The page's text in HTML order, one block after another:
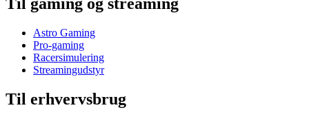
Til gaming og streaming
Astro Gaming
Pro-gaming
Racersimulering
Streamingudstyr
Til erhvervsbrug